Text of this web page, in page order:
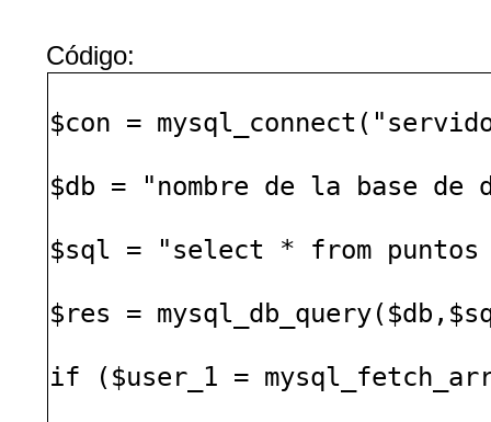
Código:
$con =
$db = "nombre de la base de
$sql = "select * from
$res =
if ($user_1 =